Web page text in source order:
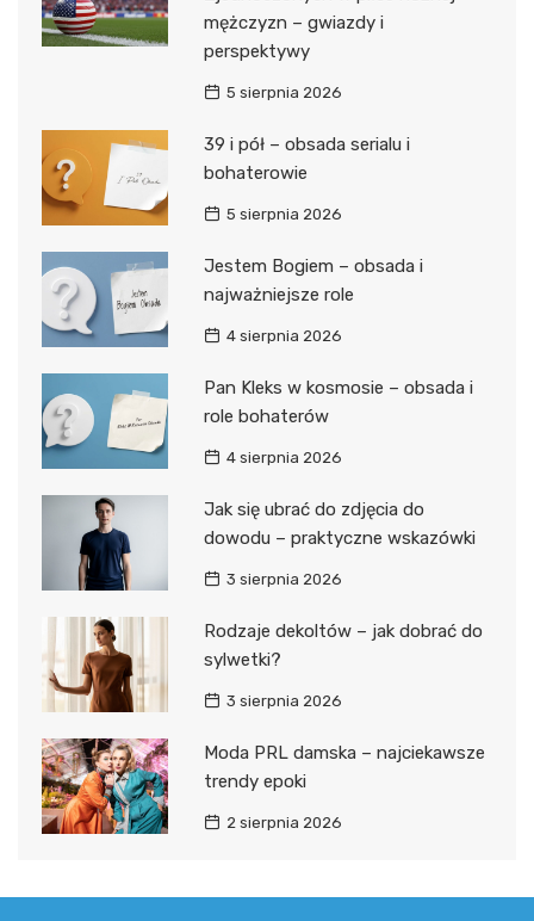
mężczyzn – gwiazdy i
perspektywy
5 sierpnia 2026
39 i pół – obsada serialu i
bohaterowie
5 sierpnia 2026
Jestem Bogiem – obsada i
najważniejsze role
4 sierpnia 2026
Pan Kleks w kosmosie – obsada i
role bohaterów
4 sierpnia 2026
Jak się ubrać do zdjęcia do
dowodu – praktyczne wskazówki
3 sierpnia 2026
Rodzaje dekoltów – jak dobrać do
sylwetki?
3 sierpnia 2026
Moda PRL damska – najciekawsze
trendy epoki
2 sierpnia 2026